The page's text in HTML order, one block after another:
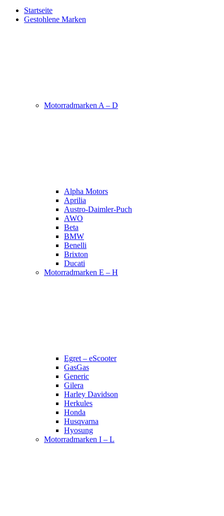
Startseite
Gestohlene Marken
Motorradmarken A – D
Alpha Motors
Aprilia
Austro-Daimler-Puch
AWO
Beta
BMW
Benelli
Brixton
Ducati
Motorradmarken E – H
Egret – eScooter
GasGas
Generic
Gilera
Harley Davidson
Herkules
Honda
Husqvarna
Hyosung
Motorradmarken I – L